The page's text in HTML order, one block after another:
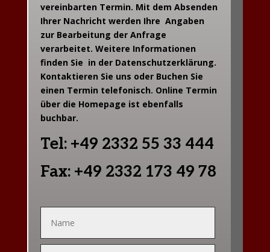
vereinbarten Termin. Mit dem Absenden
Ihrer Nachricht werden Ihre Angaben
zur Bearbeitung der Anfrage
verarbeitet. Weitere Informationen
finden Sie in der Datenschutzerklärung.
Kontaktieren Sie uns oder Buchen Sie
einen Termin telefonisch. Online Termin
über die Homepage ist ebenfalls
buchbar.
Tel: +49 2332 55 33 444
Fax: +49 2332 173 49 78